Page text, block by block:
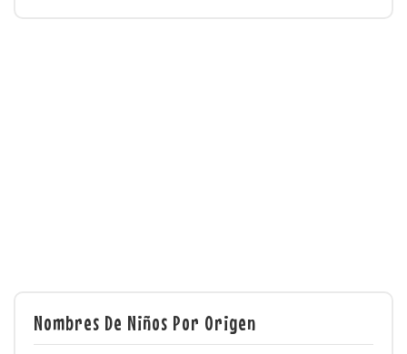
Nombres De Niños Por Origen